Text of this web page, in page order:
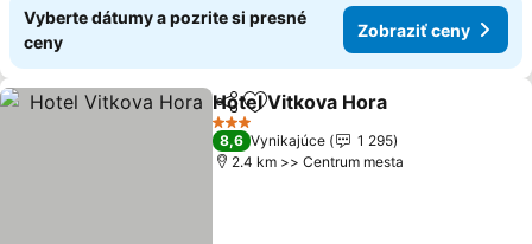
Vyberte dátumy a pozrite si presné
ceny
Zobraziť ceny
ZdieľaťPridať do obľúbených
Hotel Vitkova Hora
3 Počet hviezdičiek
8,6 Vynikajúce
1 295
2.4 km >> Centrum mesta